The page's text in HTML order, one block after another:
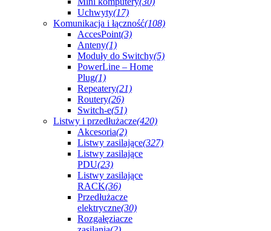
Uchwyty(17)
Komunikacja i łączność(108)
AccesPoint(3)
Anteny(1)
Moduły do Switchy(5)
PowerLine – Home
Plug(1)
Repeatery(21)
Routery(26)
Switch-e(51)
Listwy i przedłużacze(420)
Akcesoria(2)
Listwy zasilające(327)
Listwy zasilające
PDU(23)
Listwy zasilające
RACK(36)
Przedłużacze
elektryczne(30)
Rozgałęziacze